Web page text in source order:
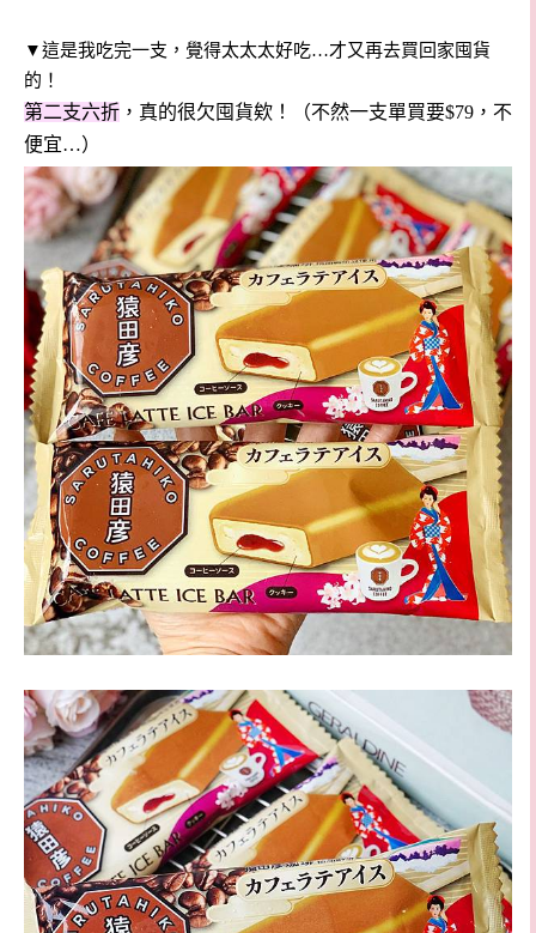
▼這是我吃完一支，覺得太太太好吃…才又再去買回家囤貨
的！
第二支六折 ，真的很欠囤貨欸！（不然一支單買要$79，不
便宜…）